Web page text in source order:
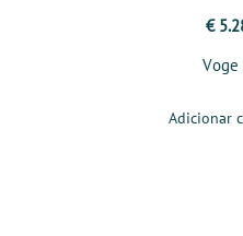
€
Voge
Adicionar